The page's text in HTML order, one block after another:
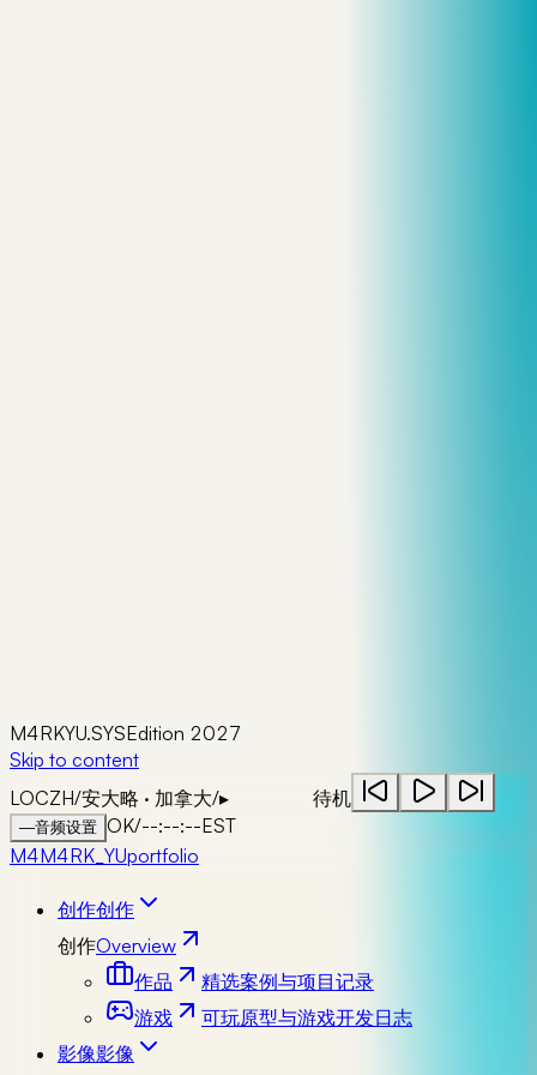
M4RKYU.SYSEdition 2027
Skip to content
LOCZH/安大略 · 加拿大/▸ 待机
—音频设置 OK/--:--:--EST
M4M4RK_YUportfolio
创作创作
创作Overview
作品
精选案例与项目记录
游戏
可玩原型与游戏开发日志
影像影像